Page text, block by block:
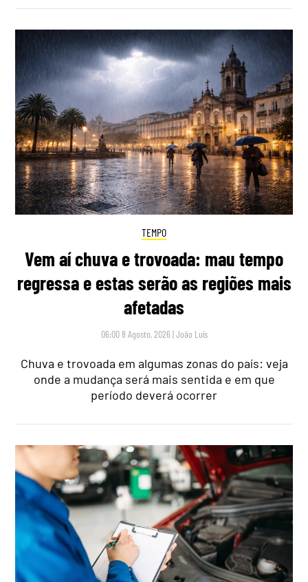
TEMPO
Vem aí chuva e trovoada: mau tempo
regressa e estas serão as regiões mais
afetadas
06:00 8 Agosto, 2026 |João Luís
Chuva e trovoada em algumas zonas do país: veja
onde a mudança será mais sentida e em que
período deverá ocorrer